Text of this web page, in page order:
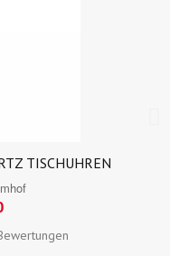
TISCHUHREN